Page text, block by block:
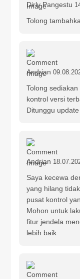
Dirly Pangestu
Tolong
Andrian
Tolong
kontrol versi
Ditunggu
Andrian
Saya kecewa
yang hilang
pusat kontrol
Mohon untuk
fitur jendela
lebih baik